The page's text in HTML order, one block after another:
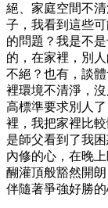
絕、家庭空間不
子，我看到這些
的問題？我是不
的，在家裡，別
不絕？也有，談
裡環境不清淨，
高標準要求別人
裡，我把家裡比
是師父看到了我
內修的心，在晚
醐灌頂般豁然開
伴隨著爭強好勝的